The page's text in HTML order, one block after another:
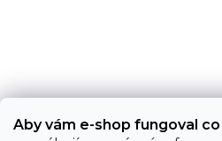
Aby vám e-shop fungoval